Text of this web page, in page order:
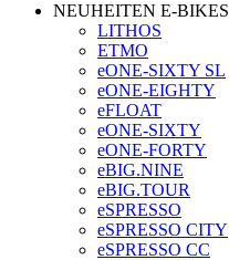
NEUHEITEN E-BIKES
LITHOS
ETMO
eONE-SIXTY SL
eONE-EIGHTY
eFLOAT
eONE-SIXTY
eONE-FORTY
eBIG.NINE
eBIG.TOUR
eSPRESSO
eSPRESSO CITY
eSPRESSO CC